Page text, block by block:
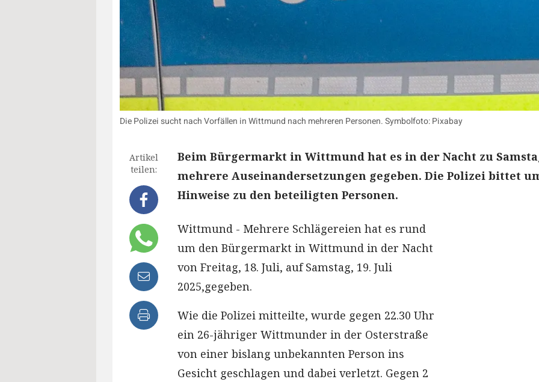
Die Polizei sucht nach Vorfällen in Wittmund nach mehreren Personen. Symbolfoto: Pixabay
Artikel
teilen:
Beim Bürgermarkt in Wittmund hat es in der Nacht zu
mehrere Auseinandersetzungen gegeben. Die Polizei bittet
Hinweise zu den beteiligten Personen.
Wittmund - Mehrere Schlägereien hat es rund
um den Bürgermarkt in Wittmund in der Nacht
von Freitag, 18. Juli, auf Samstag, 19. Juli
2025,gegeben.
Wie die Polizei mitteilte, wurde gegen 22.30 Uhr
ein 26-jähriger Wittmunder in der Osterstraße
von einer bislang unbekannten Person ins
Gesicht geschlagen und dabei verletzt. Gegen 2